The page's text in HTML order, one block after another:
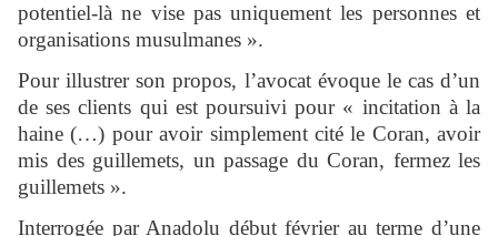
potentiel-là ne vise pas uniquement les personnes et
organisations musulmanes ».
Pour illustrer son propos, l’avocat évoque le cas d’un
de ses clients qui est poursuivi pour « incitation à la
haine (…) pour avoir simplement cité le Coran, avoir
mis des guillemets, un passage du Coran, fermez les
guillemets ».
Interrogée par Anadolu début février au terme d’une